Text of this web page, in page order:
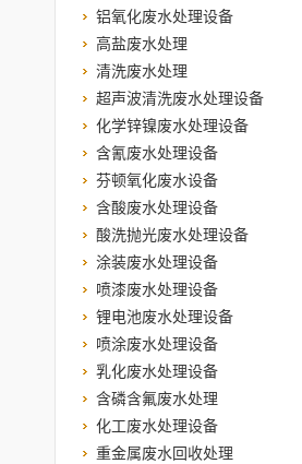
铝氧化废水处理设备
高盐废水处理
清洗废水处理
超声波清洗废水处理设备
化学锌镍废水处理设备
含氰废水处理设备
芬顿氧化废水设备
含酸废水处理设备
酸洗抛光废水处理设备
涂装废水处理设备
喷漆废水处理设备
锂电池废水处理设备
喷涂废水处理设备
乳化废水处理设备
含磷含氟废水处理
化工废水处理设备
重金属废水回收处理